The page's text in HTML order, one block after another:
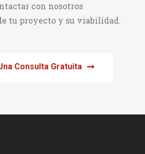
con nosotros
tu proyecto y su viabilidad.
Consulta Gratuita